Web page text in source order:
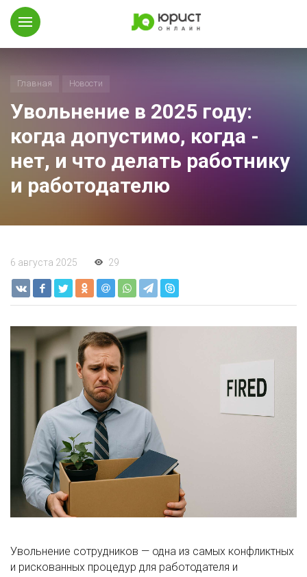
Главная Новости
Увольнение в 2025 году:
когда допустимо, когда -
нет, и что делать работнику
и работодателю
6 августа 2025 29
Увольнение сотрудников — одна из самых конфликтных
и рискованных процедур для работодателя и